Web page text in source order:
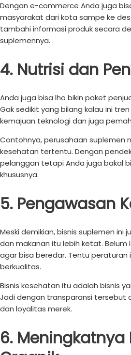
Dengan e-commerce Anda juga
masyarakat dari kota sampe ke
tambahi informasi produk secara
suplemennya.
4. Nutrisi dan
Anda juga bisa lho bikin paket
Gak sedikit yang bilang kalau ini
kemajuan teknologi dan juga
Contohnya, perusahaan suplemen
kesehatan tertentu. Dengan
pelanggan tetapi Anda juga bakal
khususnya.
5. Pengawasan
Meski demikian, bisnis suplemen
dan makanan itu lebih ketat.
agar bisa beredar. Tentu
berkualitas.
Bisnis kesehatan itu adalah bisnis
Jadi dengan transparansi tersebut
dan loyalitas merek.
6.